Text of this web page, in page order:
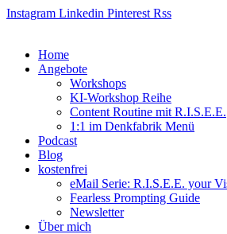
Zum
Instagram Linkedin Pinterest Rss
Home
Angebote
Workshops
KI-Workshop Reihe
Content Routine mit R.I.S.E.E.
1:1 im Denkfabrik Menü
Podcast
Blog
kostenfrei
eMail Serie: R.I.S.E.E. your
Fearless Prompting Guide
Newsletter
Über mich